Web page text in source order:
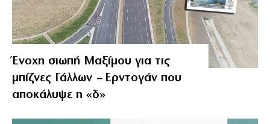
Ένοχη σιωπή Μαξίμου για τις
μπίζνες Γάλλων – Ερντογάν που
αποκάλυψε η «δ»